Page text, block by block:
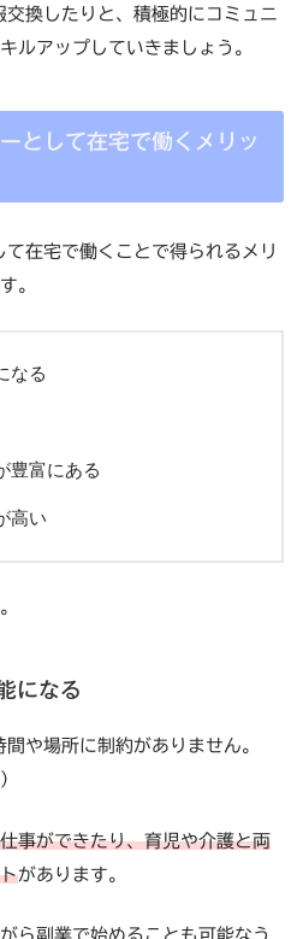
換したりと、積極的にコミュニ
ルアップしていきましょう。
として在宅で働くメリッ
在宅で働くことで得られるメリ
。
なる
豊富にある
高い
になる
や場所に制約がありません。
事ができたり、育児や介護と両
があります。
ら副業で始めることも可能なう